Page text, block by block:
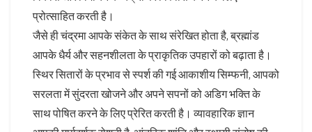
प्रोत्साहित करती है।
जैसे ही चंद्रमा आपके संकेत के साथ संरेखित होता है, ब्रह्मांड
आपके धैर्य और सहनशीलता के प्राकृतिक उपहारों को बढ़ाता है।
स्थिर सितारों के प्रभाव से स्पर्श की गई आकाशीय सिम्फनी, आपको
सरलता में सुंदरता खोजने और अपने सपनों को अडिग भक्ति के
साथ पोषित करने के लिए प्रेरित करती है। व्यावहारिक ज्ञान